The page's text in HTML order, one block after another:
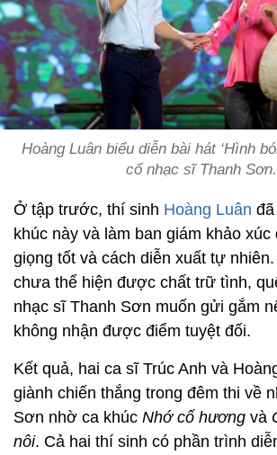
Hoàng Luân biểu diễn bài hát ‘Hình
cố nhạc sĩ Thanh Sơn.
Ở tập trước, thí sinh Hoàng Luân
khúc này và làm ban giám khảo
giọng tốt và cách diễn xuất tự
chưa thể hiện được chất trữ tình,
nhạc sĩ Thanh Sơn muốn gửi gắm
không nhận được điểm tuyệt đối.
Kết quả, hai ca sĩ Trúc Anh và
giành chiến thắng trong đêm thi về
Sơn nhờ ca khúc Nhớ cố hương và
nôi. Cả hai thí sinh có phần trình